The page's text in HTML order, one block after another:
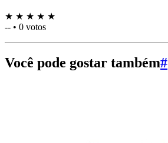
★ ★ ★ ★ ★
-- • 0 votos
Você pode gostar também#